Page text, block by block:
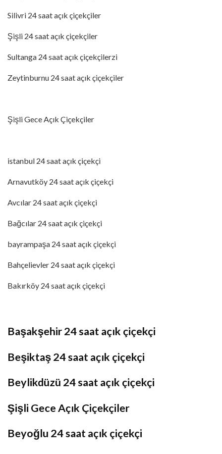
Silivri 24 saat açık çiçekçiler
Şişli 24 saat açık çiçekçiler
Sultanga 24 saat açık çiçekçilerzi
Zeytinburnu 24 saat açık çiçekçiler
Şişli Gece Açık Çiçekçiler
istanbul 24 saat açık çiçekçi
Arnavutköy 24 saat açık çiçekçi
Avcılar 24 saat açık çiçekçi
Bağcılar 24 saat açık çiçekçi
bayrampaşa 24 saat açık çiçekçi
Bahçelievler 24 saat açık çiçekçi
Bakırköy 24 saat açık çiçekçi
Başakşehir 24 saat açık çiçekçi
Beşiktaş 24 saat açık çiçekçi
Beylikdüzü 24 saat açık çiçekçi
Şişli Gece Açık Çiçekçiler
Beyoğlu 24 saat açık çiçekçi